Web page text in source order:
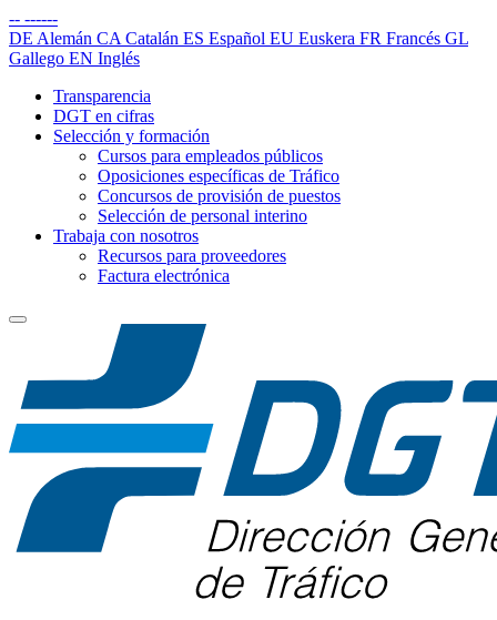
-- ------
DE Alemán CA Catalán ES Español EU Euskera FR Francés GL
Gallego EN Inglés
Transparencia
DGT en cifras
Selección y formación
Cursos para empleados públicos
Oposiciones específicas de Tráfico
Concursos de provisión de puestos
Selección de personal interino
Trabaja con nosotros
Recursos para proveedores
Factura electrónica